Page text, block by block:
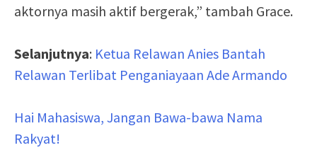
aktornya masih aktif bergerak,” tambah Grace.
Selanjutnya: Ketua Relawan Anies Bantah
Relawan Terlibat Penganiayaan Ade Armando
Hai Mahasiswa, Jangan Bawa-bawa Nama
Rakyat!